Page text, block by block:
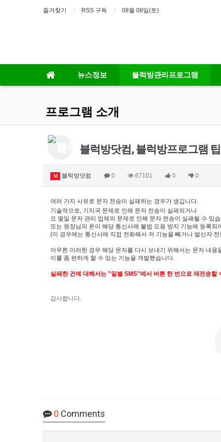
즐겨찾기 RSS 구독 08월 08일(토)
뉴스정보 블럭방관리프로그램
프로그램 소개
블럭방닷컴, 블럭방프로그램
M 블럭방닷컴 0 67101 0 0
여러 가지 사유로 문자 전송이 실패하는 경우가 생깁니다.
기술적으로, 기지국 문제로 인해 문자 전송이 실패되거나
요 몇일 문자 관리 업체의 문제로 인해 문자 전송이 실패될 수 있
또는 원장님의 폰이 해당 통신사에 불법 도용 방지 기능에 등록
(이 경우에는 통신사에 직접 전화해서 저 기능을 빼거나 발신자
아무튼 이러한 경우 해당 문자를 다시 보내기 위해서는 문자 내
이를 좀 편하게 할 수 있는 기능을 개발했습니다.
실패한 건에 대해서는 "일별 SMS"에서 버튼 한 번으로 재전송할
감사합니다.
0 Comments